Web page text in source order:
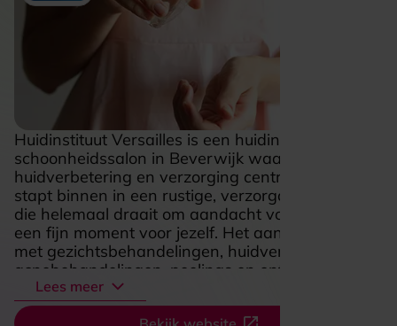
Huidinstituut Versailles is een huidinstituut en
schoonheidssalon in Beverwijk waar
huidverbetering en verzorging centraal staan. Je
stapt binnen in een rustige, verzorgde omgeving
die helemaal draait om aandacht voor je huid en
een fijn moment voor jezelf. Het aanbod is breed,
met gezichtsbehandelingen, huidverjonging,
acnebehandelingen, peelings en ontharing,
aangevuld met moderne apparatuur en
huidverbeterende producten. Vooral als je jouw
Lees meer